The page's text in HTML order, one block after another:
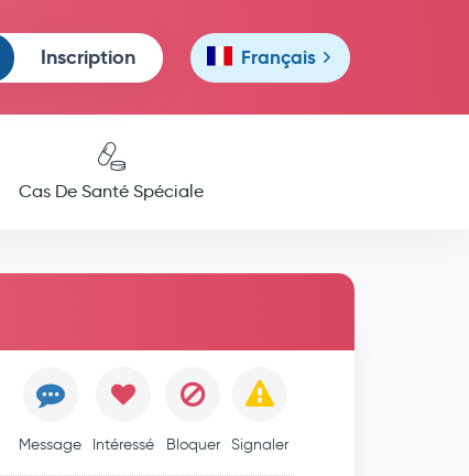
Inscription Français
Cas De Santé Spéciale
Message Intéressé Bloquer Signaler